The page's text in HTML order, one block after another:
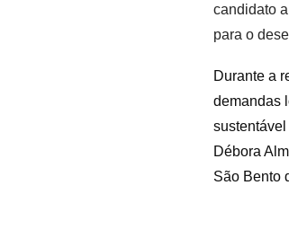
candidato
para o
Durante a
demandas
Débora
São Bento